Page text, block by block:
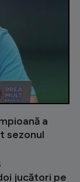
a
sezonul
jucători pe